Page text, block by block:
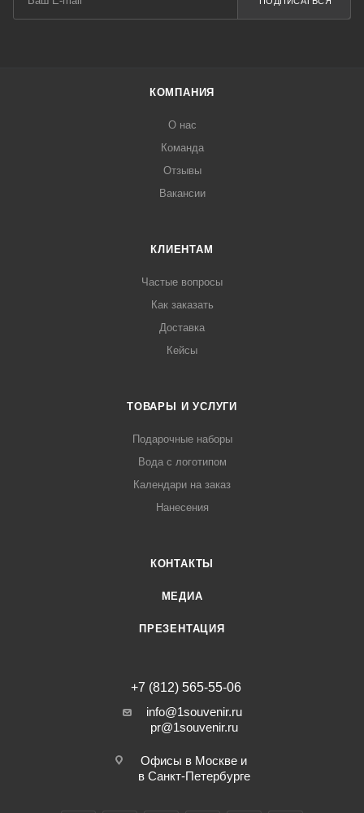
КОМПАНИЯ
О нас
Команда
Отзывы
Вакансии
КЛИЕНТАМ
Частые вопросы
Как заказать
Доставка
Кейсы
ТОВАРЫ И УСЛУГИ
Подарочные наборы
Вода с логотипом
Календари на заказ
Нанесения
КОНТАКТЫ
МЕДИА
ПРЕЗЕНТАЦИЯ
+7 (812) 565-55-06
info@1souvenir.ru
pr@1souvenir.ru
Офисы в Москве и
в Санкт-Петербурге